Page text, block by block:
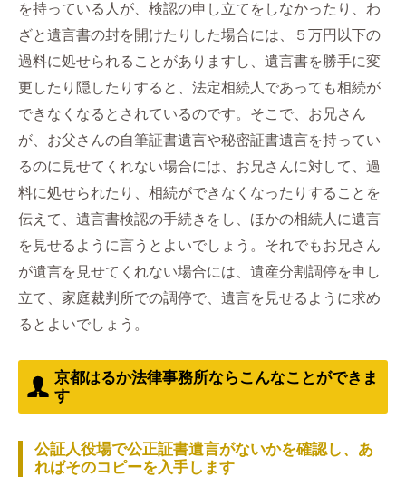
を持っている人が、検認の申し立てをしなかったり、わ
ざと遺言書の封を開けたりした場合には、５万円以下の
過料に処せられることがありますし、遺言書を勝手に変
更したり隠したりすると、法定相続人であっても相続が
できなくなるとされているのです。そこで、お兄さん
が、お父さんの自筆証書遺言や秘密証書遺言を持ってい
るのに見せてくれない場合には、お兄さんに対して、過
料に処せられたり、相続ができなくなったりすることを
伝えて、遺言書検認の手続きをし、ほかの相続人に遺言
を見せるように言うとよいでしょう。それでもお兄さん
が遺言を見せてくれない場合には、遺産分割調停を申し
立て、家庭裁判所での調停で、遺言を見せるように求め
るとよいでしょう。
京都はるか法律事務所ならこんなことができま
す
公証人役場で公正証書遺言がないかを確認し、あ
ればそのコピーを入手します